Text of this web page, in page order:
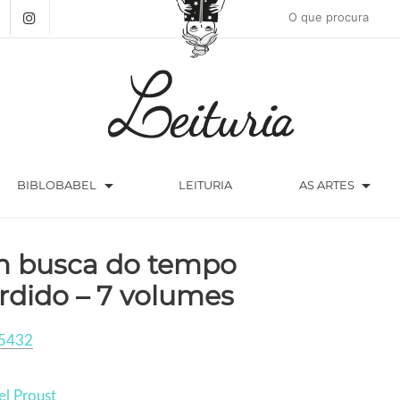
BIBLOBABEL arrow_drop_down LEITURIA AS ARTES arrow_drop_down
busca do tempo
– 7 volumes
Proust